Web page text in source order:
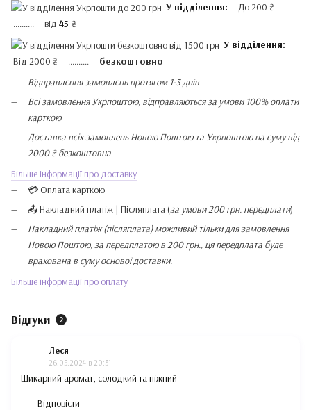
У відділення: До 200 ₴
.......... від 45 ₴
У відділення:
Від 2000 ₴ .......... безкоштовно
Відправлення замовлень протягом 1-3 днів
Всі замовлення Укрпоштою, відправляються за умови 100% оплати
карткою
Доставка всіх замовлень Новою Поштою та Укрпоштою на суму від
2000 ₴ безкоштовна
Більше інформації про доставку
💳 Оплата карткою
📤 Накладний платіж | Післяплата (за умови 200 грн. передплати)
Накладний платіж (післяплата) можливий тільки для замовлення
Новою Поштою, за передплатою в 200 грн., ця передплата буде
врахована в суму основої доставки.
Більше інформації про оплату
Відгуки 2
Леся
26.05.2024 в 20:31
Шикарний аромат, солодкий та ніжний
Відповісти